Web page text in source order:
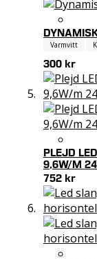
Varmvitt
300 kr
PLEJD
9,6W/M
752 kr